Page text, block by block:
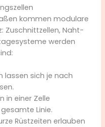
kommen modulare
Zuschnittzellen, Naht-
werden
lassen sich je nach
in einer Zelle
Linie.
Rüstzeiten erlauben